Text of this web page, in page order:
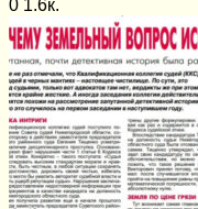
0 1.6к.